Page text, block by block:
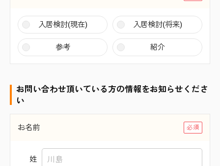
入居検討(現在) 入居検討(将来)
参考 紹介
お問い合わせ頂いている方の情報をお知らせくださ
い
お名前
姓